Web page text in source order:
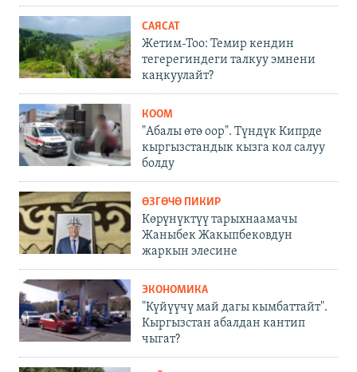
САЯСАТ
Жетим-Тоо: Темир кендин
тегерегиндеги талкуу эмнени
каңкуулайт?
КООМ
"Абалы өтө оор". Түндүк Кипрде
кыргызстандык кызга кол салуу
болду
ӨЗГӨЧӨ ПИКИР
Көрүнүктүү тарыхнаамачы
Жаныбек Жакыпбековдун
жаркын элесине
ЭКОНОМИКА
"Күйүүчү май дагы кымбаттайт".
Кыргызстан абалдан кантип
чыгат?